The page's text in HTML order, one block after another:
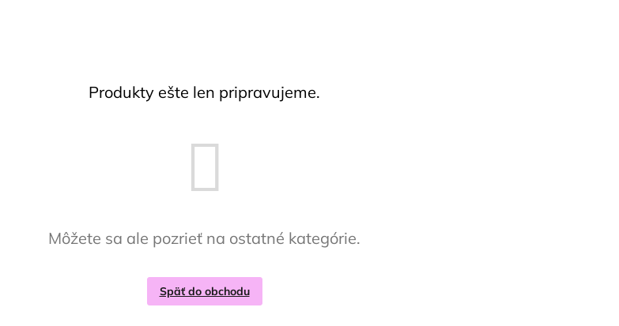
Produkty ešte len pripravujeme.
Môžete sa ale pozrieť na ostatné kategórie.
Späť do obchodu